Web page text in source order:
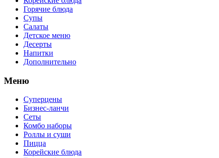
Горячие блюда
Супы
Салаты
Детское меню
Десерты
Напитки
Дополнительно
Меню
Суперцены
Бизнес-ланчи
Сеты
Комбо наборы
Роллы и суши
Пицца
Корейские блюда